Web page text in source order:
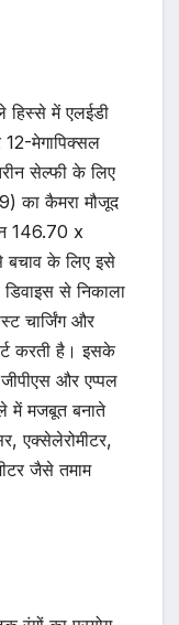
हिस्से में एलईडी
मेगापिक्सल
सेल्फी के लिए
का कैमरा मौजूद
146.70 x
बचाव के लिए इसे
से निकाला
चार्जिंग और
करती है। इसके
और एप्पल
में मजबूत बनाते
एक्सेलेरोमीटर,
जैसे तमाम